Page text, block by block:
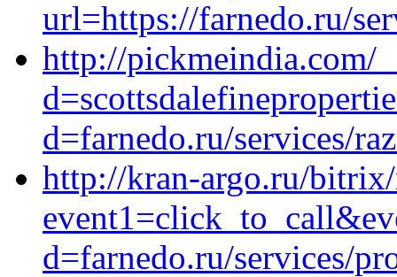
url=https://farnedo.ru/
http://pickmeindia.com/
d=farnedo.ru/services/
http://kran-argo.ru/
d=farnedo.ru/services/